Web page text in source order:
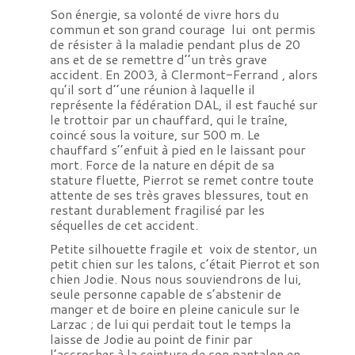
Son énergie, sa volonté de vivre hors du
commun et son grand courage lui ont permis
de résister à la maladie pendant plus de 20
ans et de se remettre d’’un très grave
accident. En 2003, à Clermont-Ferrand , alors
qu’il sort d’’une réunion à laquelle il
représente la fédération DAL, il est fauché sur
le trottoir par un chauffard, qui le traîne,
coincé sous la voiture, sur 500 m. Le
chauffard s’’enfuit à pied en le laissant pour
mort. Force de la nature en dépit de sa
stature fluette, Pierrot se remet contre toute
attente de ses très graves blessures, tout en
restant durablement fragilisé par les
séquelles de cet accident.
Petite silhouette fragile et voix de stentor, un
petit chien sur les talons, c’était Pierrot et son
chien Jodie. Nous nous souviendrons de lui,
seule personne capable de s’abstenir de
manger et de boire en pleine canicule sur le
Larzac ; de lui qui perdait tout le temps la
laisse de Jodie au point de finir par